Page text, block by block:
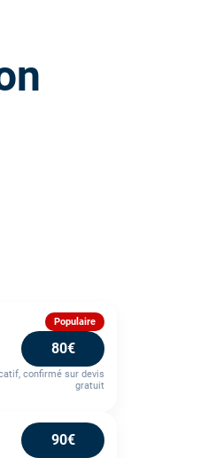
Populaire
80€
confirmé sur devis
gratuit
90€